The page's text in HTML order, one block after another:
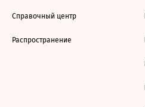
Справочный центр
Распространение